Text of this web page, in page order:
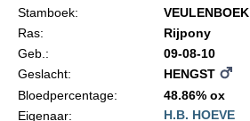
Statuten en reglementen
Algemeen
Stamboek:
VEULENBOEK
Ras:
Rijpony
Geb.:
09-08-10
Geslacht:
HENGST
Bloedpercentage:
48.86% ox
Eigenaar:
H.B. HOEVE